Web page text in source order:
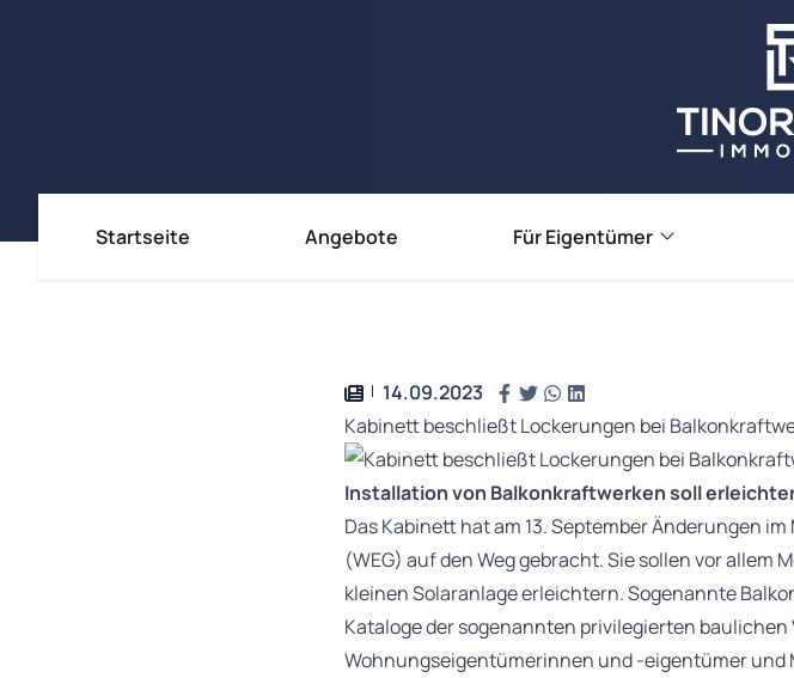
Startseite Angebote
Für Eigentümer
14.09.2023
Kabinett beschließt Lockerungen bei
Installation von Balkonkraftwerken soll
Das Kabinett hat am 13. September Änderungen
(WEG) auf den Weg gebracht. Sie sollen vor
kleinen Solaranlage erleichtern. Sogenannte
Kataloge der sogenannten privilegierten
Wohnungseigentümerinnen und -eigentümer